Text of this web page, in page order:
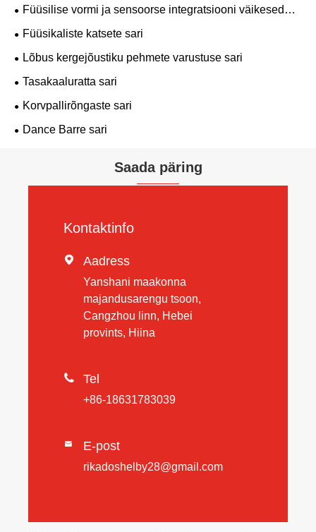
Füüsilise vormi ja sensoorse integratsiooni väikesed
seadmed
Füüsikaliste katsete sari
Lõbus kergejõustiku pehmete varustuse sari
Tasakaaluratta sari
Korvpallirõngaste sari
Dance Barre sari
Saada päring
Kontaktinfo
 Aadress
Yanshani maakonna
majandusarengu tsoon,
Cangzhou linn, Hebei
provints, Hiina
 Tel
+86-18631783039
 E-post
rikadoshelby28@gmail.com